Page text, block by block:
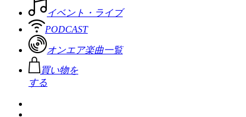
イベント・ライブ
PODCAST
オンエア楽曲一覧
買い物を
する